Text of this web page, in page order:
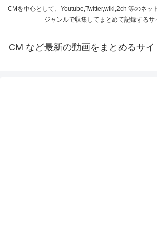
CMを中心として、Youtube,Twitter,wiki,2ch 等のネッ
ジャンルで収集してまとめて記録するサ
CM など最新の動画をまとめるサ